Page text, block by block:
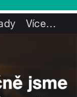
Více…